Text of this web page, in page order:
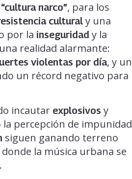
“cultura narco”, para los
cultural y una
por la inseguridad y la
realidad alarmante:
violentas por día, y un
un récord negativo para
incautar explosivos y
la percepción de impunidad
siguen ganando terreno
la música urbana se